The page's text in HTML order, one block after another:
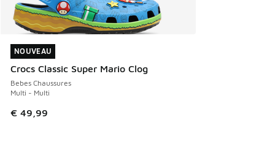
NOUVEAU
Crocs Classic Super Mario Clog
Bebes Chaussures
Multi - Multi
€ 49,99
NOUVEAU